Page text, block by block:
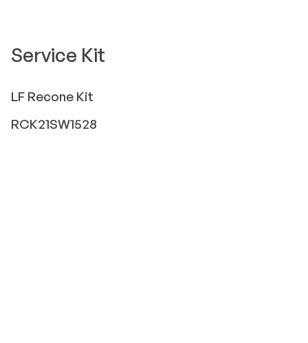
Service Kit
LF Recone Kit
RCK21SW1528